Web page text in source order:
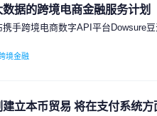
据的跨境电商金融服务计划
手跨境电商数字API平台Dowsure
境金融
立本币贸易 将在支付系统